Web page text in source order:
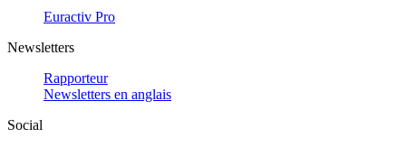
Euractiv Pro
Newsletters
Rapporteur
Newsletters en anglais
Social